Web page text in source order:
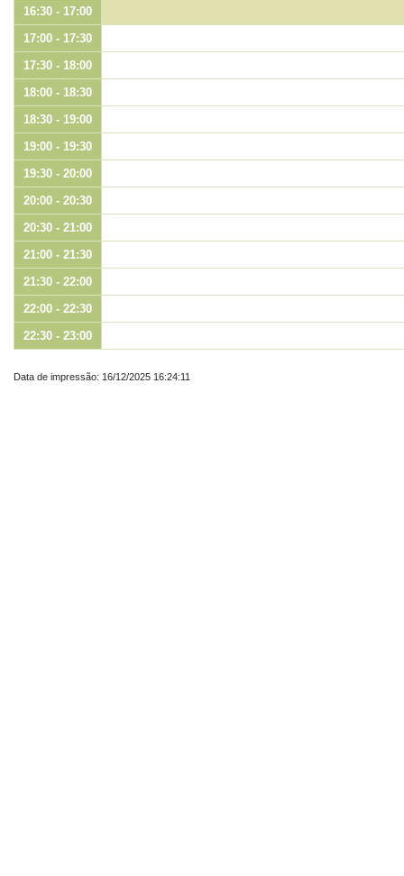
16:30 - 17:00
17:00 - 17:30
17:30 - 18:00
18:00 - 18:30
18:30 - 19:00
19:00 - 19:30
19:30 - 20:00
20:00 - 20:30
20:30 - 21:00
21:00 - 21:30
21:30 - 22:00
22:00 - 22:30
22:30 - 23:00
Data de impressão: 16/12/2025 16:24:11